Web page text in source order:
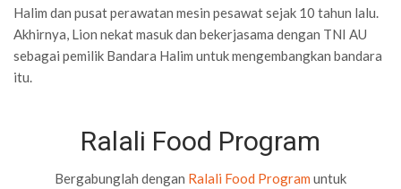
Halim dan pusat perawatan mesin pesawat sejak 10 tahun lalu.
Akhirnya, Lion nekat masuk dan bekerjasama dengan TNI AU
sebagai pemilik Bandara Halim untuk mengembangkan bandara
itu.
Ralali Food Program
Bergabunglah dengan Ralali Food Program untuk